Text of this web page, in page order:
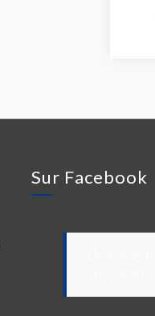
Sur Facebook